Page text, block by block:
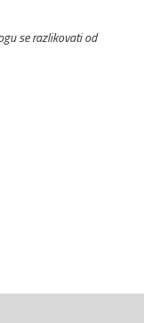
se razlikovati od